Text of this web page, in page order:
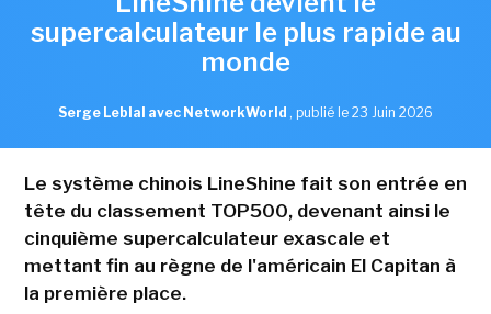
supercalculateur le plus rapide au
monde
Serge Leblal avec NetworkWorld , publié le 23 Juin 2026
Le système chinois LineShine fait son entrée en
tête du classement TOP500, devenant ainsi le
cinquième supercalculateur exascale et
mettant fin au règne de l'américain El Capitan à
la première place.